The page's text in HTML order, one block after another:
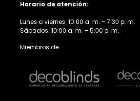
Horario de atención:
Lunes a viernes: 10:00 a. m. – 7:30 p. m.
Sábados: 10:00 a. m. – 5:00 p. m.
Miembros de: